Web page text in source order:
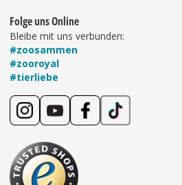
Folge uns Online
Bleibe mit uns verbunden:
#zoosammen
#zooroyal
#tierliebe